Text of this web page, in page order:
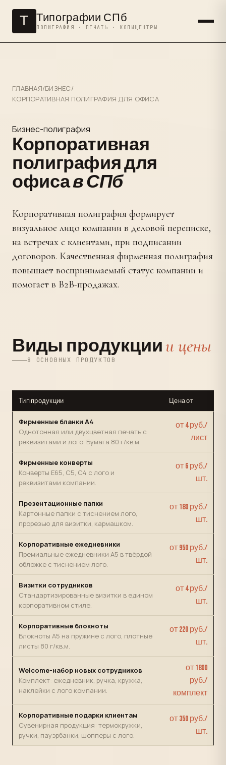
Т Типографии СПб
ПОЛИГРАФИЯ · ПЕЧАТЬ · КОПИЦЕНТРЫ
ГЛАВНАЯ/БИЗНЕС/
КОРПОРАТИВНАЯ ПОЛИГРАФИЯ ДЛЯ ОФИСА
Бизнес-полиграфия
Корпоративная
полиграфия для
офисав СПб
Корпоративная полиграфия формирует
визуальное лицо компании в деловой переписке,
на встречах с клиентами, при подписании
договоров. Качественная фирменная полиграфия
повышает воспринимаемый статус компании и
помогает в B2B-продажах.
Виды продукциии цены
8 ОСНОВНЫХ ПРОДУКТОВ
Тип продукции Цена от
Фирменные бланки А4
Однотонная или двухцветная печать с
реквизитами и лого. Бумага 80 г/кв.м.
от 4 руб./
лист
Фирменные конверты
Конверты Е65, С5, С4 с лого и
реквизитами компании.
от 6 руб./
шт.
Презентационные папки
Картонные папки с тиснением лого,
прорезью для визитки, кармашком.
от 180 руб./
шт.
Корпоративные ежедневники
Премиальные ежедневники А5 в твёрдой
обложке с тиснением лого.
от 950 руб./
шт.
Визитки сотрудников
Стандартизированные визитки в едином
корпоративном стиле.
от 4 руб./
шт.
Корпоративные блокноты
Блокноты А5 на пружине с лого, плотные
листы 80 г/кв.м.
от 220 руб./
шт.
Welcome-набор новых сотрудников
Комплект: ежедневник, ручка, кружка,
наклейки с лого компании.
от 1800
руб./
комплект
Корпоративные подарки клиентам
Сувенирная продукция: термокружки,
ручки, пауэрбанки, шопперы с лого.
от 350 руб./
шт.